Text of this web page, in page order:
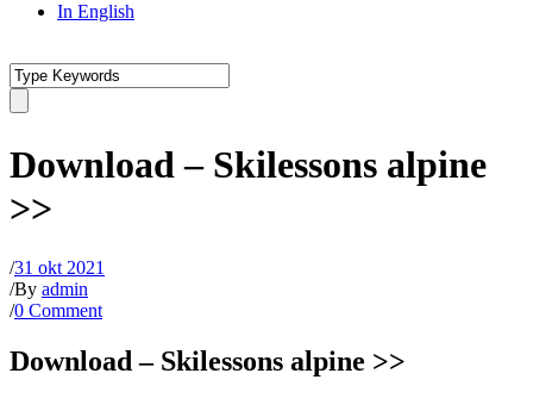
In English
Download – Skilessons alpine
>>
/31 okt 2021
/By admin
/0 Comment
Download – Skilessons alpine >>